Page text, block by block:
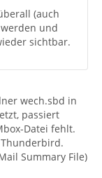
(auch
und
sichtbar.
wech.sbd in
passiert
Datei fehlt.
Summary File)